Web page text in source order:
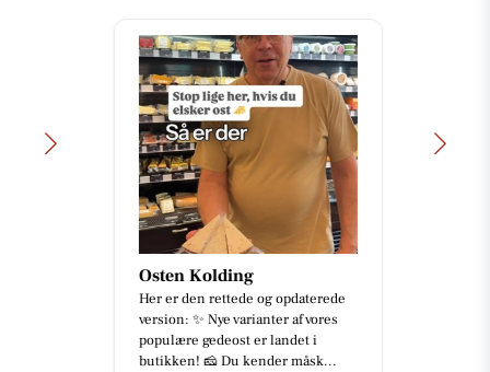
Osten Kolding
Her er den rettede og opdaterede
version: ✨ Nye varianter af vores
populære gedeost er landet i
butikken! 🧀 Du kender måsk...